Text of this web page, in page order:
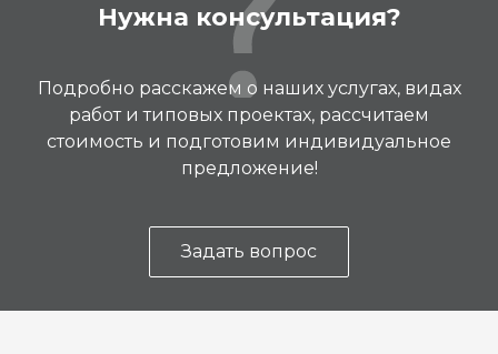
Нужна консультация?
Подробно расскажем о наших услугах, видах
работ и типовых проектах, рассчитаем
стоимость и подготовим индивидуальное
предложение!
Задать вопрос